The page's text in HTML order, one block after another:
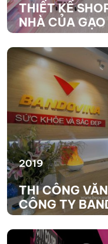
THIẾT KẾ
NHÀ CỦA GẠO
XEM THÊM
2019
THI CÔNG
CÔNG TY
XEM THÊM